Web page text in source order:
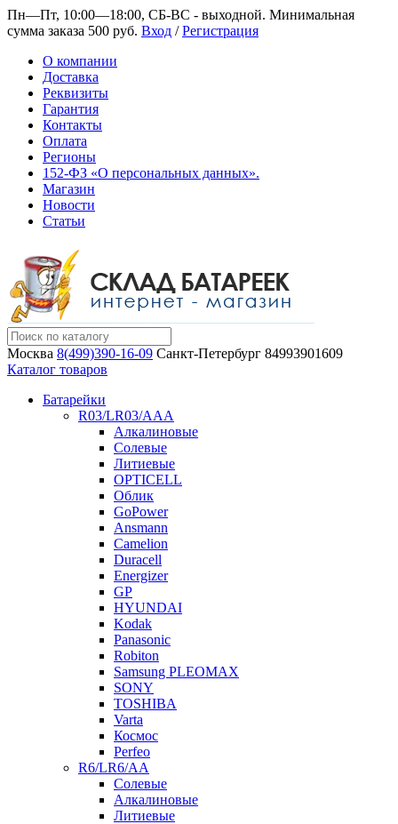
Пн—Пт, 10:00—18:00, СБ-ВС - выходной. Минимальная
сумма заказа 500 руб. Вход /Регистрация
О компании
Доставка
Реквизиты
Гарантия
Контакты
Оплата
Регионы
152-ФЗ «О персональных данных».
Магазин
Новости
Статьи
Москва 8(499)390-16-09 Санкт-Петербург 84993901609
Каталог товаров
Батарейки
R03/LR03/AAA
Алкалиновые
Солевые
Литиевые
OPTICELL
Облик
GoPower
Ansmann
Camelion
Duracell
Energizer
GP
HYUNDAI
Kodak
Panasonic
Robiton
Samsung PLEOMAX
SONY
TOSHIBA
Varta
Космос
Perfeo
R6/LR6/AA
Солевые
Алкалиновые
Литиевые